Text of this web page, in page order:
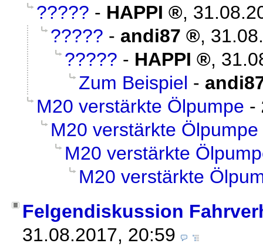
????? - HAPPI ,
????? - andi87 ,
????? - HAPPI ,
Zum Beispiel -
M20 verstärkte Ölpumpe -
M20 verstärkte Ölpumpe
M20 verstärkte
M20 verstärkte
Felgendiskussion
31.08.2017, 20:59